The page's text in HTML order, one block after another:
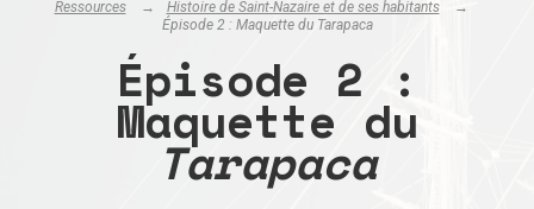
Ressources
Histoire de Saint-Nazaire et de ses habitants
Épisode 2 : Maquette du Tarapaca
Épisode 2 :
Maquette du
Tarapaca